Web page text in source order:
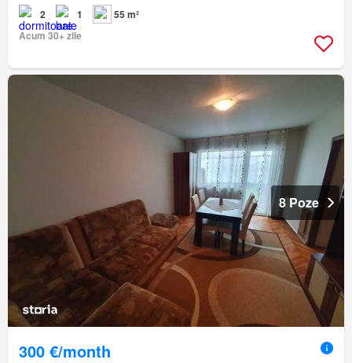
2 1
55 m²
Acum 30+ zile
8 Poze
300 €/month